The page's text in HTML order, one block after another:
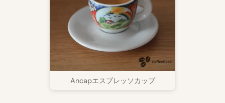
Ancapエスプレッソカップ